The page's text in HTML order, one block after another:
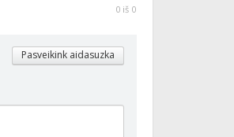
0 iš 0
Pasveikink aidasuzka